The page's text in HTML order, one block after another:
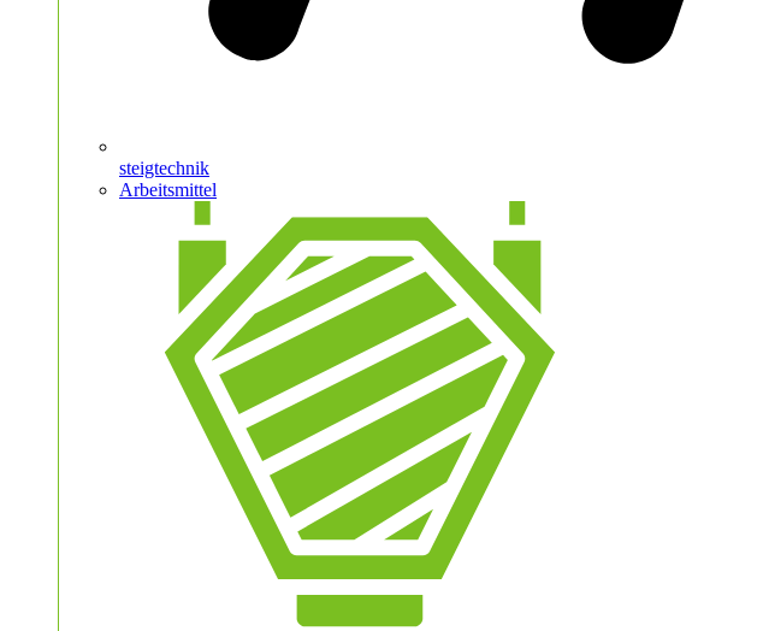
steigtechnik
Arbeitsmittel